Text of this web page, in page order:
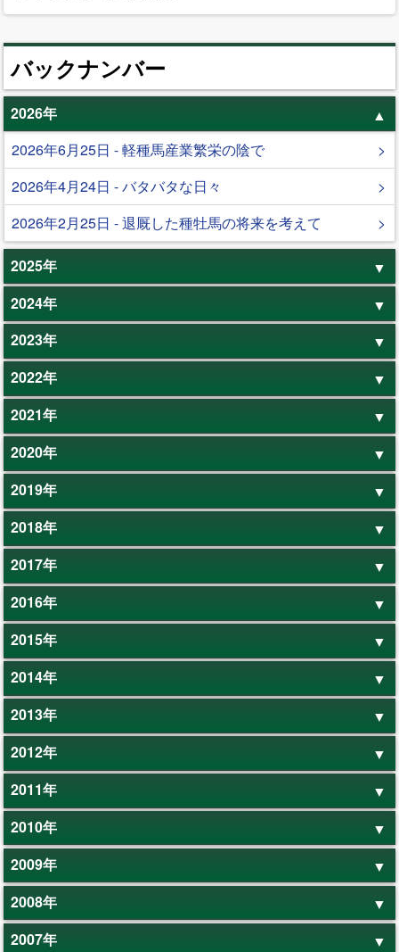
バックナンバー
2026年
2026年6月25日 - 軽種馬産業繁栄の陰で
2026年4月24日 - バタバタな日々
2026年2月25日 - 退厩した種牡馬の将来を考えて
2025年
2024年
2023年
2022年
2021年
2020年
2019年
2018年
2017年
2016年
2015年
2014年
2013年
2012年
2011年
2010年
2009年
2008年
2007年